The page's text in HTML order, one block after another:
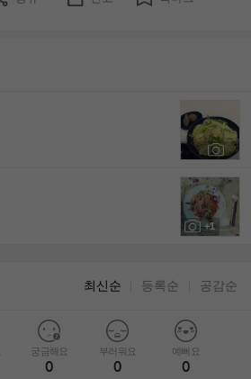
+1
최신순 등록순 공감순
궁금해요
0
부러워요
0
예뻐요
0